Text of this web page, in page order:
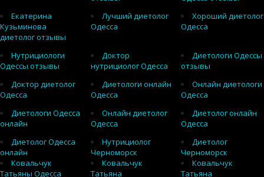
Екатерина
Кузьминова
диетолог отзывы
Лучший диетолог
Одесса
Хороший диетолог
Одесса
Нутрициологи
Одессы отзывы
Доктор
нутрициолог Одесса
Диетологи Одессы
отзывы
Доктор диетолог
Одесса
Диетологи онлайн
Одесса
Онлайн диетологи
Одесса
Диетологи Одесса
онлайн
Онлайн диетолог
Одесса
Диетолог онлайн
Одесса
Диетолог Одесса
онлайн
Нутрициолог
Черноморск
Диетолог
Черноморск
Ковальчук
Татьяны Одесса
Ковальчук
Татьяна
Ковальчук
Татьяна